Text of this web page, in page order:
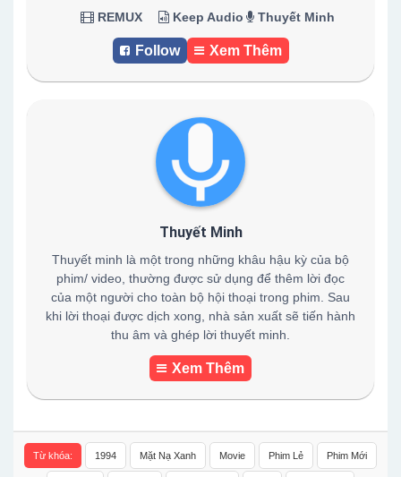
REMUX Keep Audio Thuyết Minh
Follow Xem Thêm
Thuyết Minh
Thuyết minh là một trong những khâu hậu kỳ của bộ
phim/ video, thường được sử dụng để thêm lời đọc
của một người cho toàn bộ hội thoại trong phim. Sau
khi lời thoại được dịch xong, nhà sản xuất sẽ tiến hành
thu âm và ghép lời thuyết minh.
Xem Thêm
Từ khóa: 1994 Mặt Nạ Xanh Movie Phim Lẻ Phim Mới